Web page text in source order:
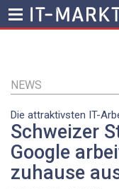
Inhalt
NEWS
Die attraktivsten IT-
Schweizer
Google
zuhause